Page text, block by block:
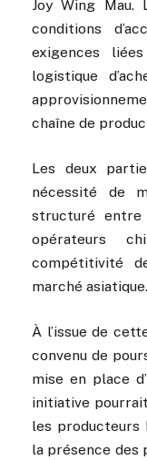
Joy Wing
conditions
exigences
logistique
chaîne de
Les deux
nécessité de
structuré
opérateurs
compétitivité
marché asiatique.
À l’issue de
convenu de
mise en place
initiative
les
la présence des